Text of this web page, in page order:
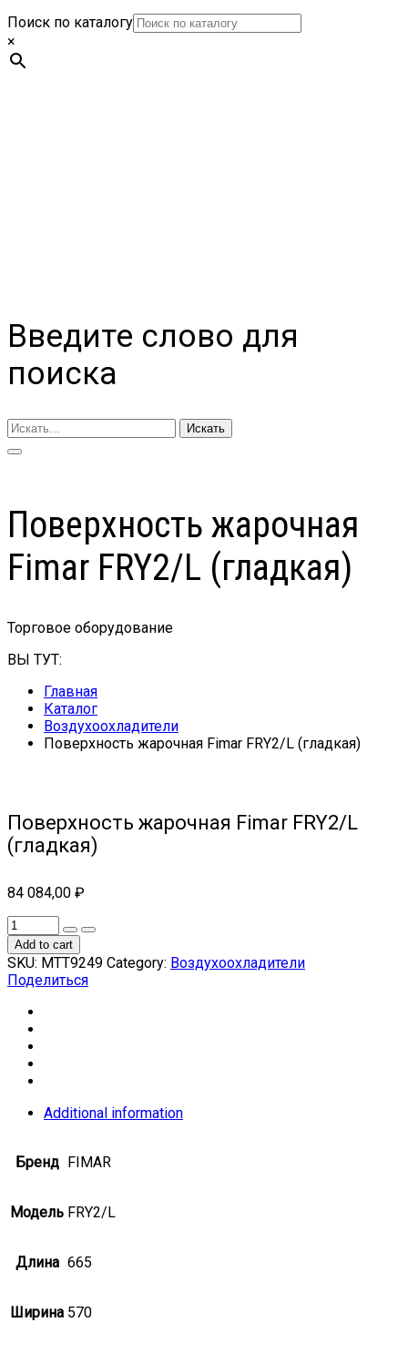
Поиск по каталогу
×
Введите слово для
поиска
Искать
Поверхность жарочная
Fimar FRY2/L (гладкая)
Торговое оборудование
ВЫ ТУТ:
Главная
Каталог
Воздухоохладители
Поверхность жарочная Fimar FRY2/L (гладкая)
Поверхность жарочная Fimar FRY2/L
(гладкая)
84 084,00 ₽
Add to cart
SKU: МТТ9249 Category: Воздухоохладители
Поделиться
Additional information
Бренд FIMAR
Модель FRY2/L
Длина 665
Ширина 570